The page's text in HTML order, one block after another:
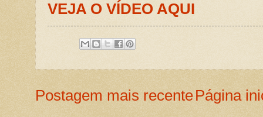
VEJA O VÍDEO AQUI
Postagem mais recentePágina